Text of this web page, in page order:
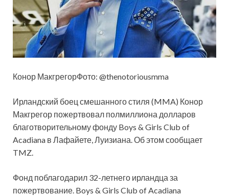
Конор МакгрегорФото: @thenotoriousmma
Ирландский боец смешанного стиля (MMA) Конор
Макгрегор пожертвовал полмиллиона долларов
благотворительному фонду Boys & Girls Club of
Acadiana в Лафайете, Луизиана. Об этом сообщает
TMZ.
Фонд поблагодарил 32-летнего ирландца за
пожертвование. Boys & Girls Club of Acadiana